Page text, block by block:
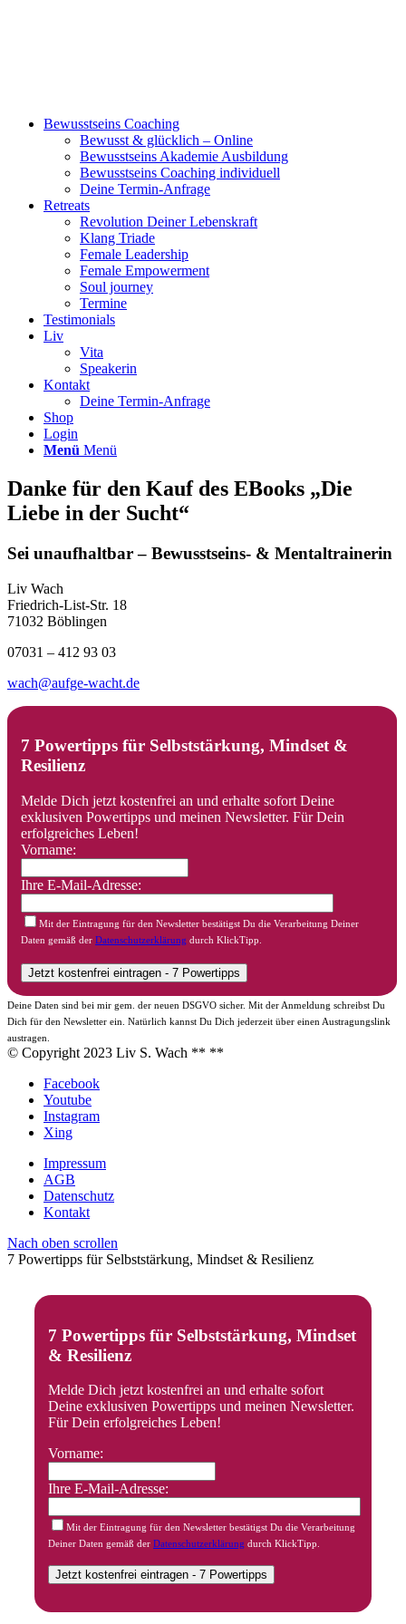
Bewusstseins Coaching
Bewusst & glücklich – Online
Bewusstseins Akademie Ausbildung
Bewusstseins Coaching individuell
Deine Termin-Anfrage
Retreats
Revolution Deiner Lebenskraft
Klang Triade
Female Leadership
Female Empowerment
Soul journey
Termine
Testimonials
Liv
Vita
Speakerin
Kontakt
Deine Termin-Anfrage
Shop
Login
Menü Menü
Danke für den Kauf des EBooks „Die
Liebe in der Sucht“
Sei unaufhaltbar – Bewusstseins- & Mentaltrainerin
Liv Wach
Friedrich-List-Str. 18
71032 Böblingen
07031 – 412 93 03
wach@aufge-wacht.de
7 Powertipps für Selbststärkung, Mindset &
Resilienz
Melde Dich jetzt kostenfrei an und erhalte sofort Deine
exklusiven Powertipps und meinen Newsletter. Für Dein
erfolgreiches Leben!
Vorname:
Ihre E-Mail-Adresse:
Mit der Eintragung für den Newsletter bestätigst Du die Verarbeitung Deiner
Daten gemäß der Datenschutzerklärung durch KlickTipp.
Deine Daten sind bei mir gem. der neuen DSGVO sicher. Mit der Anmeldung schreibst Du
Dich für den Newsletter ein. Natürlich kannst Du Dich jederzeit über einen Austragungslink
austragen.
© Copyright 2023 Liv S. Wach ** **
Facebook
Youtube
Instagram
Xing
Impressum
AGB
Datenschutz
Kontakt
Nach oben scrollen
7 Powertipps für Selbststärkung, Mindset & Resilienz
7 Powertipps für Selbststärkung, Mindset
& Resilienz
Melde Dich jetzt kostenfrei an und erhalte sofort
Deine exklusiven Powertipps und meinen Newsletter.
Für Dein erfolgreiches Leben!
Vorname:
Ihre E-Mail-Adresse:
Mit der Eintragung für den Newsletter bestätigst Du die Verarbeitung
Deiner Daten gemäß der Datenschutzerklärung durch KlickTipp.